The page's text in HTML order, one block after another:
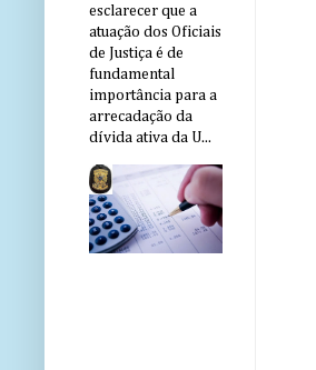
esclarecer que a
atuação dos Oficiais
de Justiça é de
fundamental
importância para a
arrecadação da
dívida ativa da U...